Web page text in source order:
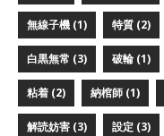
無線子機 (1) 特質 (2)
白黒無常 (3) 破輪 (1)
粘着 (2) 納棺師 (1)
解読妨害 (3) 設定 (3)